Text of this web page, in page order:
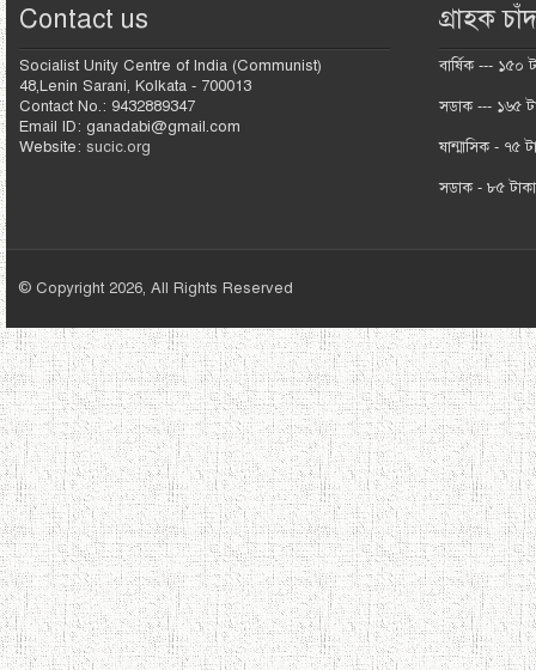
Contact us
Socialist Unity Centre of India (Communist)
48,Lenin Sarani, Kolkata - 700013
Contact No.: 9432889347
Email ID: ganadabi@gmail.com
Website: sucic.org
গ্রাহক
বার্ষিক --- ১৫০
সডাক --- ১৬৫
ষান্মাসিক - ৭৫
সডাক - ৮৫ টাকা
© Copyright 2026, All Rights Reserved